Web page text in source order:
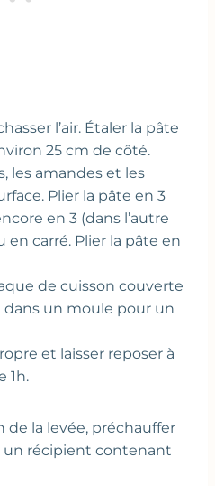
l’air. Étaler la pâte
25 cm de côté.
les amandes et les
Plier la pâte en 3
en 3 (dans l’autre
en carré. Plier la pâte en
de cuisson couverte
dans un moule pour un
et laisser reposer à
1h.
de la levée, préchauffer
un récipient contenant